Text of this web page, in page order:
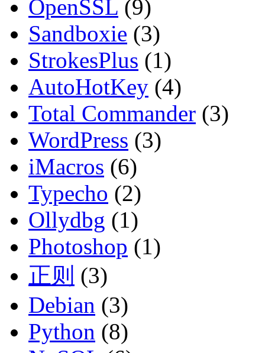
OpenSSL (9)
Sandboxie (3)
StrokesPlus (1)
AutoHotKey (4)
Total Commander (3)
WordPress (3)
iMacros (6)
Typecho (2)
Ollydbg (1)
Photoshop (1)
正则 (3)
Debian (3)
Python (8)